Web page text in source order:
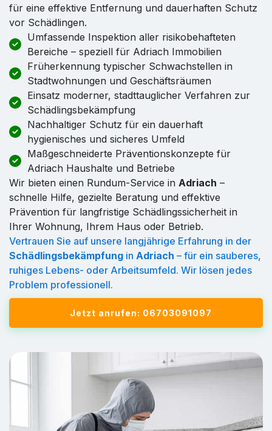
für eine effektive Entfernung und dauerhaften Schutz
vor Schädlingen.
Umfassende Inspektion aller risikobehafteten
Bereiche – speziell für Adriach Immobilien
Früherkennung typischer Schwachstellen in
Stadtwohnungen und Geschäftsräumen
Einsatz moderner, stadttauglicher Verfahren zur
Schädlingsbekämpfung
Nachhaltiger Schutz für ein dauerhaft
hygienisches und sicheres Umfeld
Maßgeschneiderte Präventionskonzepte für
Adriach Haushalte und Betriebe
Wir bieten einen Rundum-Service in Adriach –
schnelle Hilfe, gezielte Beratung und effektive
Prävention für langfristige Schädlingssicherheit in
Ihrer Wohnung, Ihrem Haus oder Betrieb.
Vertrauen Sie auf unsere langjährige Erfahrung in der
Schädlingsbekämpfung in Adriach – für ein sauberes,
ruhiges Lebens- oder Arbeitsumfeld. Wir lösen jedes
Problem professionell.
Jetzt anrufen: 06703091097